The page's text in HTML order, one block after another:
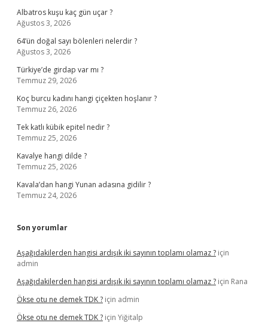
Albatros kuşu kaç gün uçar ?
Ağustos 3, 2026
64’ün doğal sayı bölenleri nelerdir ?
Ağustos 3, 2026
Türkiye’de girdap var mı ?
Temmuz 29, 2026
Koç burcu kadını hangi çiçekten hoşlanır ?
Temmuz 26, 2026
Tek katlı kübik epitel nedir ?
Temmuz 25, 2026
Kavalye hangi dilde ?
Temmuz 25, 2026
Kavala’dan hangi Yunan adasına gidilir ?
Temmuz 24, 2026
Son yorumlar
Aşağıdakilerden hangisi ardışık iki sayının toplamı olamaz ? için
admin
Aşağıdakilerden hangisi ardışık iki sayının toplamı olamaz ? için Rana
Ökse otu ne demek TDK ? için admin
Ökse otu ne demek TDK ? için Yiğitalp